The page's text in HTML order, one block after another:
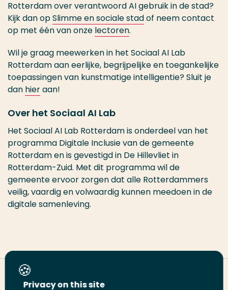
Rotterdam over verantwoord AI gebruik in de stad?
Kijk dan opSlimme en sociale stadof neem contact
op met één van onze lectoren.
Wil je graag meewerken in het Sociaal AI Lab
Rotterdam aan eerlijke, begrijpelijke en toegankelijke
toepassingen van kunstmatige intelligentie? Sluit je
dan hieraan!
Over het Sociaal AI Lab
Het Sociaal AI Lab Rotterdam is onderdeel van het
programma Digitale Inclusie van de gemeente
Rotterdam en is gevestigd in De Hillevliet in
Rotterdam-Zuid. Met dit programma wil de
gemeente ervoor zorgen dat alle Rotterdammers
veilig, vaardig en volwaardig kunnen meedoen in de
digitale samenleving.
Deel deze pagina
Privacy on this site